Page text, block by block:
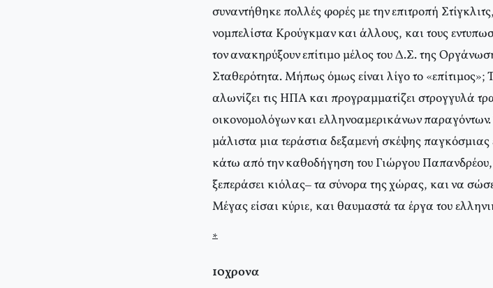
συναντήθηκε πολλές φορές με την επιτροπή
νομπελίστα Κρούγκμαν και άλλους, και τους
τον ανακηρύξουν επίτιμο μέλος του Δ.Σ. της
Σταθερότητα. Μήπως όμως είναι λίγο το
αλωνίζει τις ΗΠΑ και προγραμματίζει στρογγυλά
οικονομολόγων και ελληνοαμερικάνων
μάλιστα μια τεράστια δεξαμενή σκέψης
κάτω από την καθοδήγηση του Γιώργου Παπανδρέου,
ξεπεράσει κιόλας– τα σύνορα της χώρας, και να
Μέγας είσαι κύριε, και θαυμαστά τα έργα του
*
10χρονα